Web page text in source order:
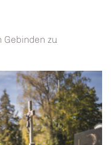
zu